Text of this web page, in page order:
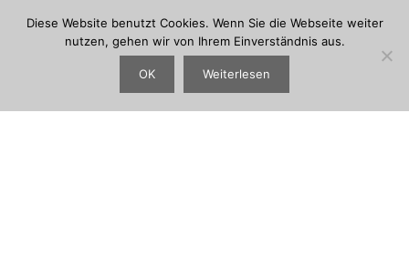
Inhalt
Suchen
Diese Website benutzt Cookies. Wenn Sie die Webseite weiter
nutzen, gehen wir von Ihrem Einverständnis aus.
OK Weiterlesen